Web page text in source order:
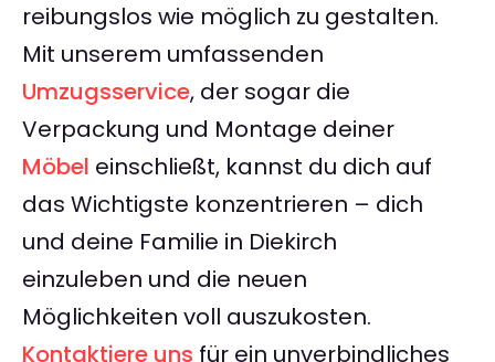
reibungslos wie möglich zu gestalten.
Mit unserem umfassenden
Umzugsservice, der sogar die
Verpackung und Montage deiner
Möbel einschließt, kannst du dich auf
das Wichtigste konzentrieren – dich
und deine Familie in Diekirch
einzuleben und die neuen
Möglichkeiten voll auszukosten.
Kontaktiere uns für ein unverbindliches